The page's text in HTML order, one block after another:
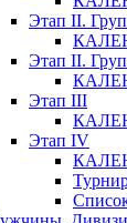
Этап II.
Этап II.
Этап III
Этап IV